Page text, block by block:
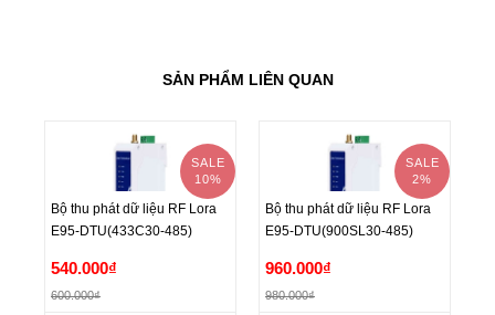
SẢN PHẨM LIÊN QUAN
SALE
10%
Bộ thu phát dữ liệu RF Lora
E95-DTU(433C30-485)
Bộ thu phát dữ liệu RF Lora
E95-DTU(433C30-485)
540.000₫
600.000₫
SALE
2%
Bộ thu phát dữ liệu RF Lora
E95-DTU(900SL30-485)
Bộ thu phát dữ liệu RF Lora
E95-DTU(900SL30-485)
960.000₫
980.000₫